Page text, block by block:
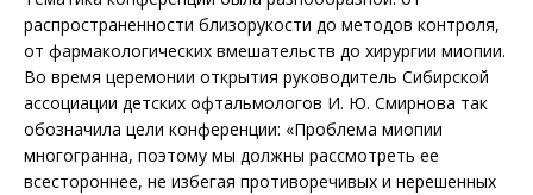
распространенности близорукости до методов контроля,
от фармакологических вмешательств до хирургии миопии.
Во время церемонии открытия руководитель Сибирской
ассоциации детских офтальмологов И. Ю. Смирнова так
обозначила цели конференции: «Проблема миопии
многогранна, поэтому мы должны рассмотреть ее
всестороннее, не избегая противоречивых и нерешенных